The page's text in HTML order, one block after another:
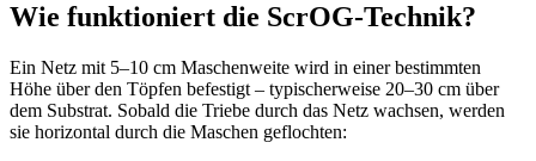
Wie funktioniert die ScrOG-Technik?
Ein Netz mit 5–10 cm Maschenweite wird in einer bestimmten
Höhe über den Töpfen befestigt – typischerweise 20–30 cm über
dem Substrat. Sobald die Triebe durch das Netz wachsen, werden
sie horizontal durch die Maschen geflochten: